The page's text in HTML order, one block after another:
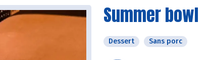
Summer bowl
Dessert Sans porc